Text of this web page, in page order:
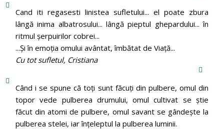
Cand iti regasesti linistea sufletului... el poate zbura
lângă inima albatrosului... lângă pieptul ghepardului... în
ritmul şerpuirilor cobrei...
...Şi în emoţia omului avântat, îmbătat de Viaţă...
Cu tot sufletul, Cristiana
Când i se spune că toți sunt făcuți din pulbere, omul din
topor vede pulberea drumului, omul cultivat se știe
făcut din atomi de pulbere, omul savant se gândește la
pulberea stelei, iar înțeleptul la pulberea luminii.